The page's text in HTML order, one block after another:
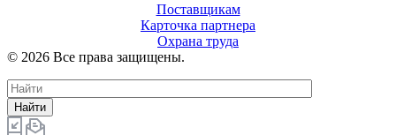
Поставщикам
Карточка партнера
Охрана труда
© 2026 Все права защищены.
Найти